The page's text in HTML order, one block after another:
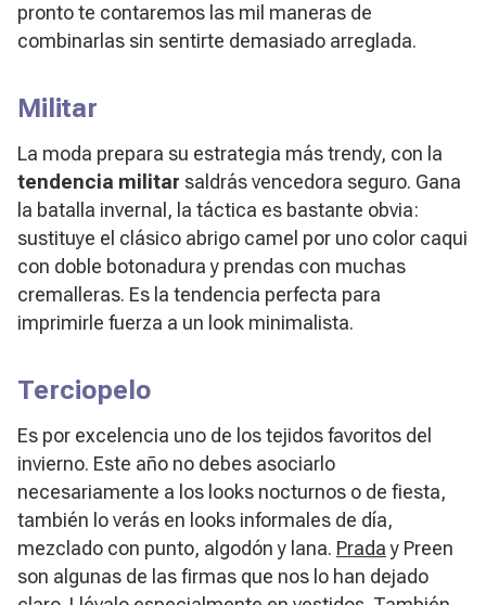
pronto te contaremos las mil maneras de
combinarlas sin sentirte demasiado arreglada.
Militar
La moda prepara su estrategia más trendy, con la
tendencia militar saldrás vencedora seguro. Gana
la batalla invernal, la táctica es bastante obvia:
sustituye el clásico abrigo camel por uno color caqui
con doble botonadura y prendas con muchas
cremalleras. Es la tendencia perfecta para
imprimirle fuerza a un look minimalista.
Terciopelo
Es por excelencia uno de los tejidos favoritos del
invierno. Este año no debes asociarlo
necesariamente a los looks nocturnos o de fiesta,
también lo verás en looks informales de día,
mezclado con punto, algodón y lana. Praday Preen
son algunas de las firmas que nos lo han dejado